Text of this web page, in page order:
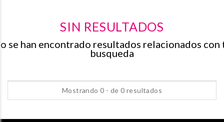
SIN RESULTADOS
se han encontrado resultados relacionados con
busqueda
Mostrando 0 - de 0 resultados